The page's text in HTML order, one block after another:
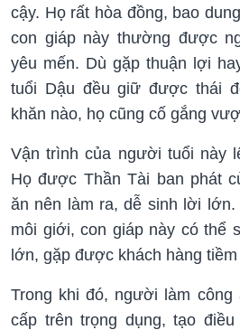
cậy. Họ rất hòa đồng, bao
con giáp này thường được
yêu mến. Dù gặp thuận lợi
tuổi Dậu đều giữ được thái
khăn nào, họ cũng cố gắng
Vận trình của người tuổi này
Họ được Thần Tài ban phát
ăn nên làm ra, dễ sinh lời lớn.
môi giới, con giáp này có thể
lớn, gặp được khách hàng tiềm
Trong khi đó, người làm
cấp trên trọng dụng, tạo